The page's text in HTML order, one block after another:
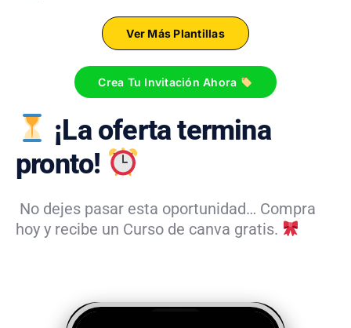
Ver Más Plantillas
Crea Tu Invitación Ahora
¡La oferta termina
pronto!
No dejes pasar esta oportunidad… Compra
hoy y recibe un Curso de canva gratis.